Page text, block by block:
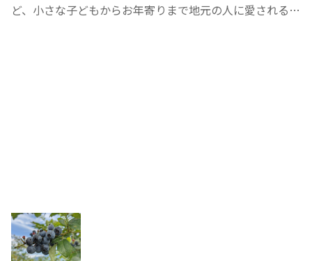
ど、小さな子どもからお年寄りまで地元の人に愛される森